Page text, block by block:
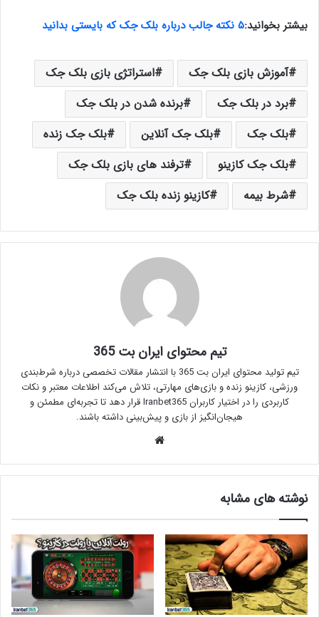
بیشتر بخوانید:۵ نکته جالب درباره بلک جک که بایستی بدانید
آموزش بازی بلک جک
استراتژی بازی بلک جک
برد در بلک جک
برنده شدن در بلک جک
بلک جک
بلک جک آنلاین
بلک جک زنده
بلک جک کازینو
ترفند های بازی بلک جک
شرط بیمه
کازینو زنده بلک جک
تیم محتوای ایران بت 365
تیم تولید محتوای ایران بت 365 با انتشار مقالات تخصصی درباره شرط‌بندی
ورزشی، کازینو زنده و بازی‌های مهارتی، تلاش می‌کند اطلاعات معتبر و نکات
کاربردی را در اختیار کاربران Iranbet365 قرار دهد تا تجربه‌ای مطمئن و
هیجان‌انگیز از بازی و پیش‌بینی داشته باشند.
نوشته های مشابه